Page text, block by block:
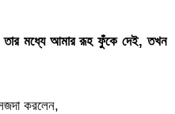
মধ্যে আমার রূহ ফুঁকে দেই, তখন
করলেন,